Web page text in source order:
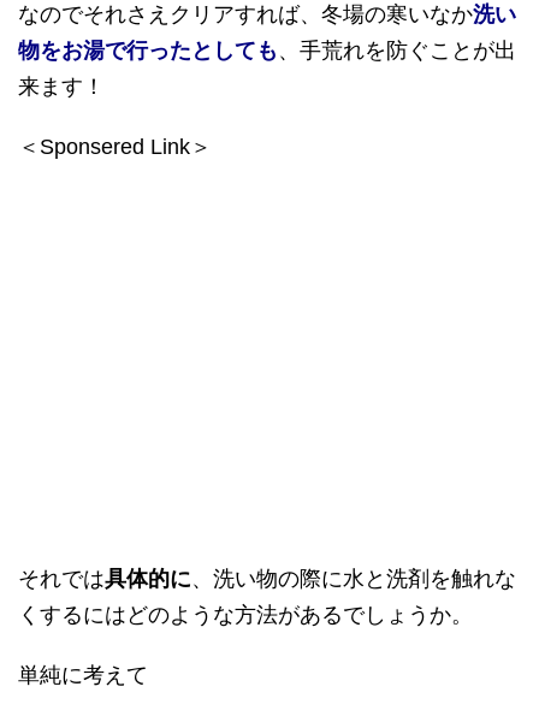
なのでそれさえクリアすれば、冬場の寒いなか洗い
物をお湯で行ったとしても 、手荒れを防ぐことが出
来ます！
＜Sponsered Link＞
それでは具体的に、洗い物の際に水と洗剤を触れな
くするにはどのような方法があるでしょうか。
単純に考えて